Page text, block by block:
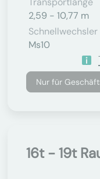
2,59 - 10,77 m
Schnellwechsler
Ms10
Nur für
16t - 19t